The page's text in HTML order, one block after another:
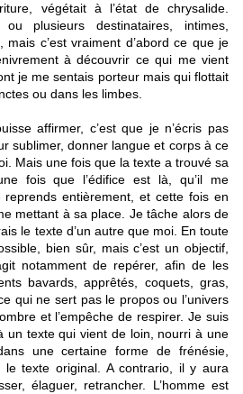
végétait à l’état de chrysalide.
plusieurs destinataires, intimes,
c’est vraiment d’abord ce que je
à découvrir ce qui me vient
je me sentais porteur mais qui flottait
ou dans les limbes.
affirmer, c’est que je n’écris pas
sublimer, donner langue et corps à ce
Mais une fois que la texte a trouvé sa
fois que l’édifice est là, qu’il me
entièrement, et cette fois en
mettant à sa place. Je tâche alors de
le texte d’un autre que moi. En toute
bien sûr, mais c’est un objectif,
notamment de repérer, afin de les
bavards, apprêtés, coquets, gras,
qui ne sert pas le propos ou l’univers
et l’empêche de respirer. Je suis
un texte qui vient de loin, nourri à une
une certaine forme de frénésie,
le texte original. A contrario, il y aura
élaguer, retrancher. L’homme est